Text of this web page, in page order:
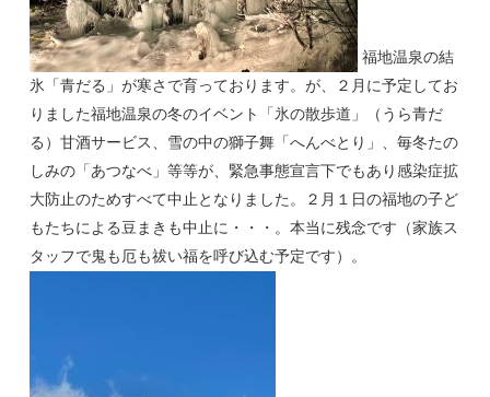
福地温泉の結
氷「青だる」が寒さで育っております。が、２月に予定してお
りました福地温泉の冬のイベント「氷の散歩道」（うら青だ
る）甘酒サービス、雪の中の獅子舞「へんべとり」、毎冬たの
しみの「あつなべ」等等が、緊急事態宣言下でもあり感染症拡
大防止のためすべて中止となりました。２月１日の福地の子ど
もたちによる豆まきも中止に・・・。本当に残念です（家族ス
タッフで鬼も厄も祓い福を呼び込む予定です）。